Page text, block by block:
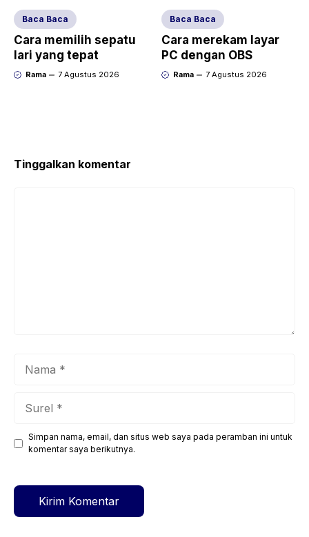
Baca Baca
Cara memilih sepatu
lari yang tepat
Rama 7 Agustus 2026
Baca Baca
Cara merekam layar
PC dengan OBS
Rama 7 Agustus 2026
Tinggalkan komentar
Situs
web
Simpan nama, email, dan situs web saya pada peramban ini untuk
komentar saya berikutnya.